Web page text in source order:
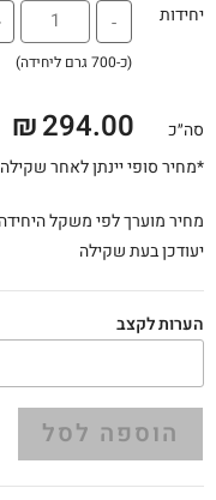
יחידות -
(כ-700 גרם ליחידה)
סה״כ 294.00
₪
*מחיר סופי יינתן לאחר שקילה
יעודכן בעת שקילה
הערות לקצב
הוספה לסל